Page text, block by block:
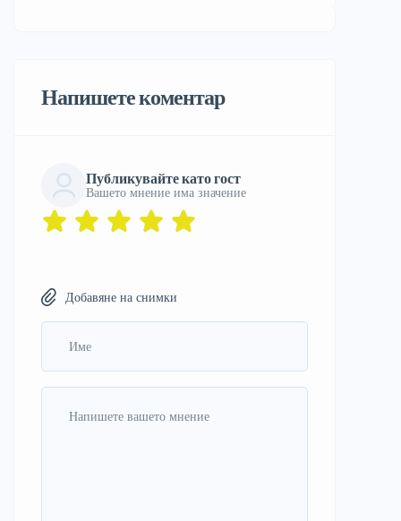
Напишете коментар
Публикувайте като гост
Вашето мнение има значение
Добавяне на снимки